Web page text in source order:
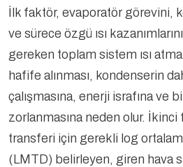
İlk faktör, evaporatör görevini,
ve sürece özgü ısı
gereken toplam sistem ısı
hafife alınması, kondenserin
çalışmasına, enerji israfına ve
zorlanmasına neden olur. İkinci
transferi için gerekli log ortalama
(LMTD) belirleyen, giren hava